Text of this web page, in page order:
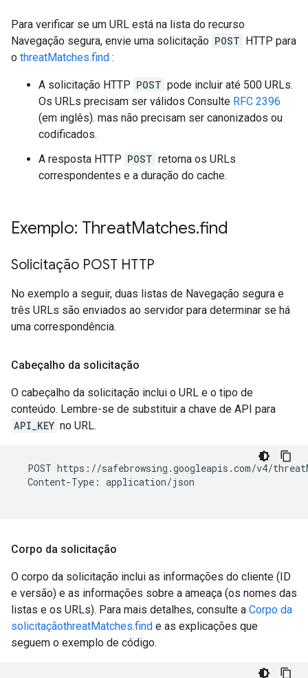
Para verificar se um URL está na lista do recurso
Navegação segura, envie uma solicitação POST HTTP para
o threatMatches.find :
A solicitação HTTP POST pode incluir até 500 URLs.
Os URLs precisam ser válidos Consulte RFC 2396
(em inglês). mas não precisam ser canonizados ou
codificados.
A resposta HTTP POST retorna os URLs
correspondentes e a duração do cache.
Exemplo: ThreatMatches.find
Solicitação POST HTTP
No exemplo a seguir, duas listas de Navegação segura e
três URLs são enviados ao servidor para determinar se há
uma correspondência.
Cabeçalho da solicitação
O cabeçalho da solicitação inclui o URL e o tipo de
conteúdo. Lembre-se de substituir a chave de API para
API_KEY no URL.
POST https://safebrowsing.googleapis.com/v4/
  Content-Type: application/json
Corpo da solicitação
O corpo da solicitação inclui as informações do cliente (ID
e versão) e as informações sobre a ameaça (os nomes das
listas e os URLs). Para mais detalhes, consulte a Corpo da
solicitaçãothreatMatches.find e as explicações que
seguem o exemplo de código.